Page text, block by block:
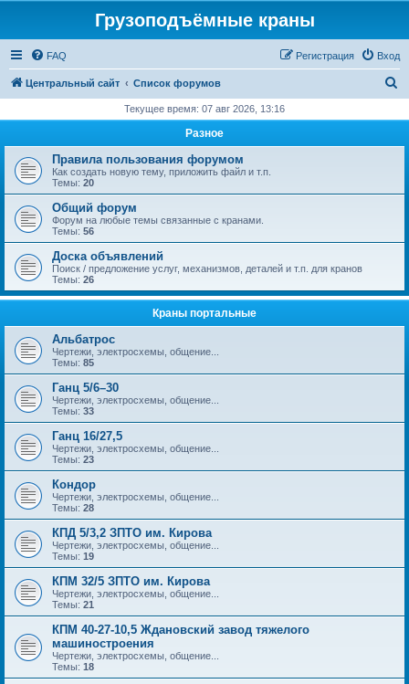
Грузоподъёмные краны
FAQ Вход
Регистрация
Центральный сайт Список форумов
с
Текущее время: 07 авг 2026, 13:16
Разное
Правила пользования форумом
Как создать новую тему, приложить файл и т.п.
Темы: 20
Общий форум
Форум на любые темы связанные с кранами.
Темы: 56
Доска объявлений
Поиск / предложение услуг, механизмов, деталей и т.п. для кранов
Темы: 26
Краны портальные
Альбатрос
Чертежи, электросхемы, общение...
Темы: 85
Ганц 5/6–30
Чертежи, электросхемы, общение...
Темы: 33
Ганц 16/27,5
Чертежи, электросхемы, общение...
Темы: 23
Кондор
Чертежи, электросхемы, общение...
Темы: 28
КПД 5/3,2 ЗПТО им. Кирова
Чертежи, электросхемы, общение...
Темы: 19
КПМ 32/5 ЗПТО им. Кирова
Чертежи, электросхемы, общение...
Темы: 21
КПМ 40-27-10,5 Ждановский завод тяжелого
машиностроения
Чертежи, электросхемы, общение...
Темы: 18